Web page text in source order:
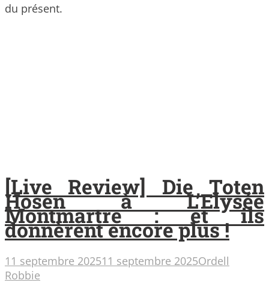
du présent.
[Live Review] Die Toten
Hosen à L’Elysée
Montmartre : et ils
donnèrent encore plus !
11 septembre 202511 septembre 2025Ordell
Robbie